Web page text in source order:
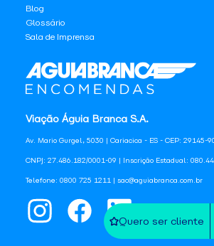
Quero ser cliente
Viação Águia Branca S.A.
Av. Mario Gurgel, 5030 | Cariacica - ES - CEP: 29145-
CNPJ: 27.486.182/0001-09 | Inscrição Estadual:
Telefone: 0800 725 1211 | sac@aguiabranca.com.br
Blog
Glossário
Sala de Imprensa